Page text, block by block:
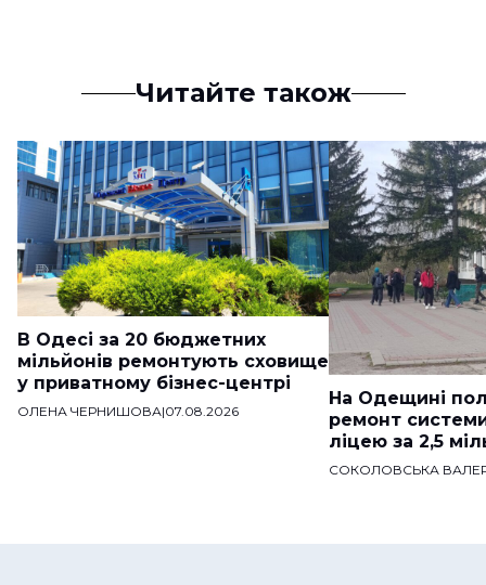
Читайте також
В Одесі за 20 бюджетних
мільйонів ремонтують сховище
у приватному бізнес-центрі
ОЛЕНА ЧЕРНИШОВА|07.08.2026
На Одещині
ремонт
ліцею за 2,5
СОКОЛОВСЬКА